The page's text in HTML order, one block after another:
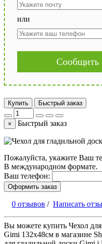
или
Сообщить
Купить Быстрый заказ
× Быстрый заказ
Пожалуйста, укажите Ваш
В международном формате.
Ваш телефон:
Оформить заказ
0 отзывов / Написать
Вы можете купить Чехол
Gimi 132х48см в магазине